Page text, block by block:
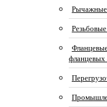
Рычажные
фланцевых